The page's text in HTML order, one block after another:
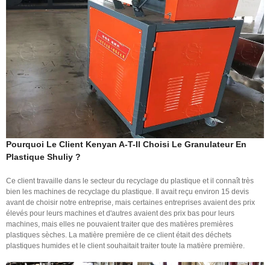
Pourquoi Le Client Kenyan A-T-Il Choisi Le Granulateur En
Plastique Shuliy ?
Ce client travaille dans le secteur du recyclage du plastique et il connaît très
bien les machines de recyclage du plastique. Il avait reçu environ 15 devis
avant de choisir notre entreprise, mais certaines entreprises avaient des prix
élevés pour leurs machines et d'autres avaient des prix bas pour leurs
machines, mais elles ne pouvaient traiter que des matières premières
plastiques sèches. La matière première de ce client était des déchets
plastiques humides et le client souhaitait traiter toute la matière première.